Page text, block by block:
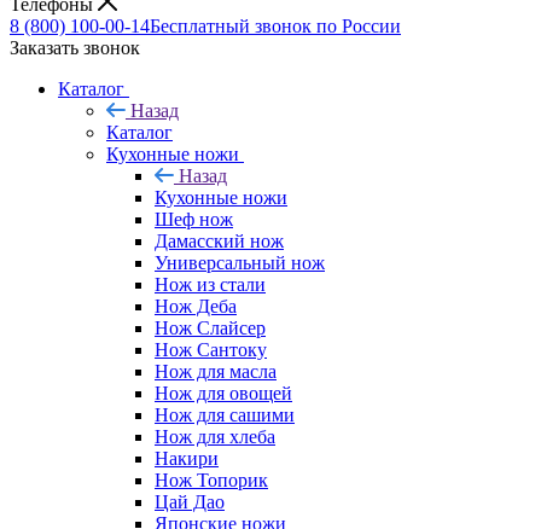
Телефоны
8 (800) 100-00-14Бесплатный звонок по России
Заказать звонок
Каталог
Назад
Каталог
Кухонные ножи
Назад
Кухонные ножи
Шеф нож
Дамасский нож
Универсальный нож
Нож из стали
Нож Деба
Нож Слайсер
Нож Сантоку
Нож для масла
Нож для овощей
Нож для сашими
Нож для хлеба
Накири
Нож Топорик
Цай Дао
Японские ножи